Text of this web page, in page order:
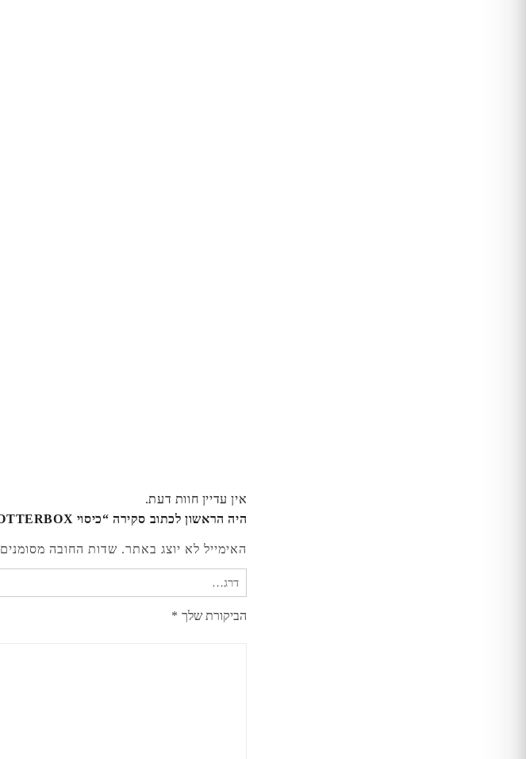
אין עדיין חוות דעת.
היה הראשון לכתוב סקירה “כיסוי OTTERBOX ל GALAXY S21 דגם DEFENDER שחור”
האימייל לא יוצג באתר. שדות החובה מסומנים
הביקורת שלך *